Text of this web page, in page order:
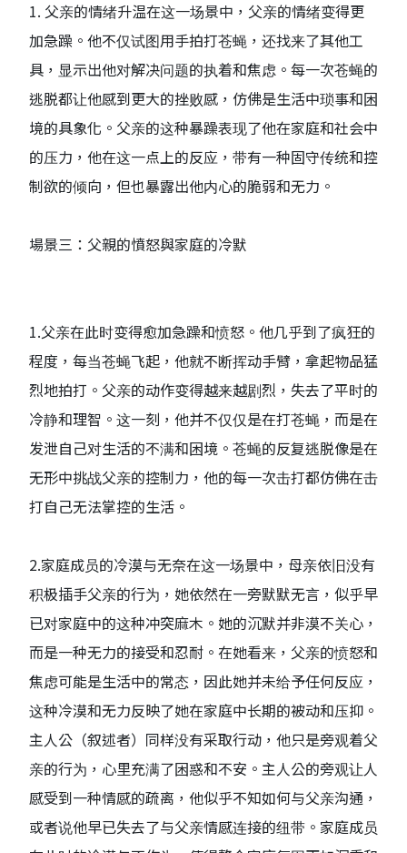
1. 父亲的情绪升温在这一场景中，父亲的情绪变得更
加急躁。他不仅试图用手拍打苍蝇，还找来了其他工
具，显示出他对解决问题的执着和焦虑。每一次苍蝇的
逃脱都让他感到更大的挫败感，仿佛是生活中琐事和困
境的具象化。父亲的这种暴躁表现了他在家庭和社会中
的压力，他在这一点上的反应，带有一种固守传统和控
制欲的倾向，但也暴露出他内心的脆弱和无力。
場景三：父親的憤怒與家庭的冷默
1.父亲在此时变得愈加急躁和愤怒。他几乎到了疯狂的
程度，每当苍蝇飞起，他就不断挥动手臂，拿起物品猛
烈地拍打。父亲的动作变得越来越剧烈，失去了平时的
冷静和理智。这一刻，他并不仅仅是在打苍蝇，而是在
发泄自己对生活的不满和困境。苍蝇的反复逃脱像是在
无形中挑战父亲的控制力，他的每一次击打都仿佛在击
打自己无法掌控的生活。
2.家庭成员的冷漠与无奈在这一场景中，母亲依旧没有
积极插手父亲的行为，她依然在一旁默默无言，似乎早
已对家庭中的这种冲突麻木。她的沉默并非漠不关心，
而是一种无力的接受和忍耐。在她看来，父亲的愤怒和
焦虑可能是生活中的常态，因此她并未给予任何反应，
这种冷漠和无力反映了她在家庭中长期的被动和压抑。
主人公（叙述者）同样没有采取行动，他只是旁观着父
亲的行为，心里充满了困惑和不安。主人公的旁观让人
感受到一种情感的疏离，他似乎不知如何与父亲沟通，
或者说他早已失去了与父亲情感连接的纽带。家庭成员